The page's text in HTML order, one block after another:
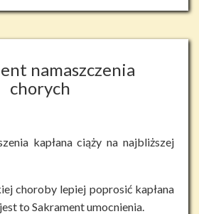
namaszczenia
chorych
kapłana ciąży na najbliższej
choroby lepiej poprosić kapłana
to Sakrament umocnienia.